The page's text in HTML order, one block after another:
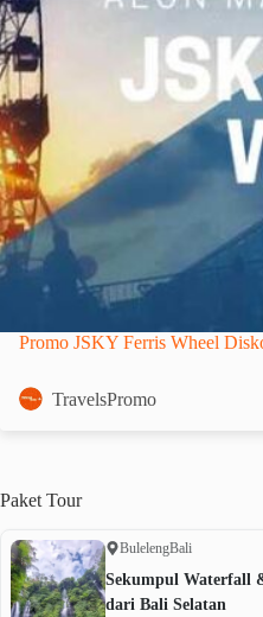
Promo JSKY Ferris Wheel
TravelsPromo
Paket Tour
BulelengBali
Sekumpul Waterfall
dari Bali Selatan